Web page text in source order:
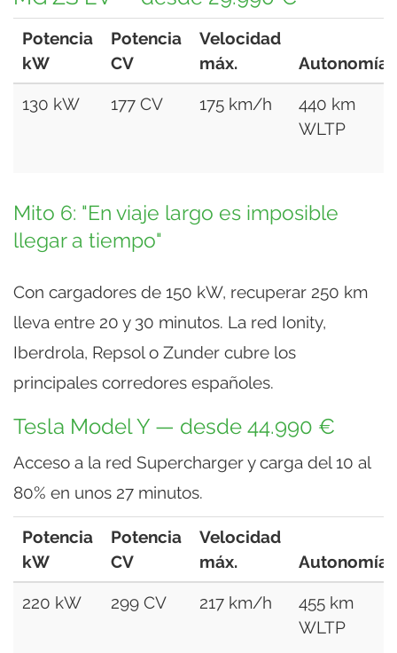
Potencia
kW
Potencia
CV
Velocidad
máx.
Autonomía
130 kW 177 CV 175 km/h
440 km
WLTP
Mito 6: "En viaje largo es imposible
llegar a tiempo"
Con cargadores de 150 kW, recuperar 250 km
lleva entre 20 y 30 minutos. La red Ionity,
Iberdrola, Repsol o Zunder cubre los
principales corredores españoles.
Tesla Model Y — desde 44.990 €
Acceso a la red Supercharger y carga del 10 al
80% en unos 27 minutos.
Potencia
kW
Potencia
CV
Velocidad
máx.
Autonomía
220 kW 299 CV 217 km/h
455 km
WLTP